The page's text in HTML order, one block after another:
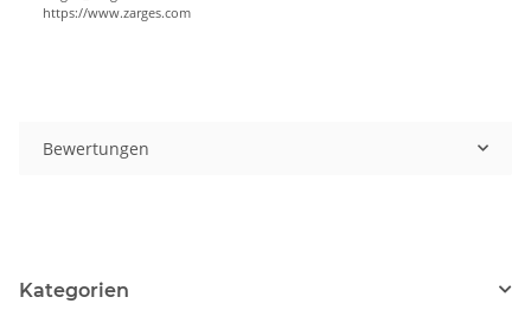
https://www.zarges.com
Bewertungen
Kategorien